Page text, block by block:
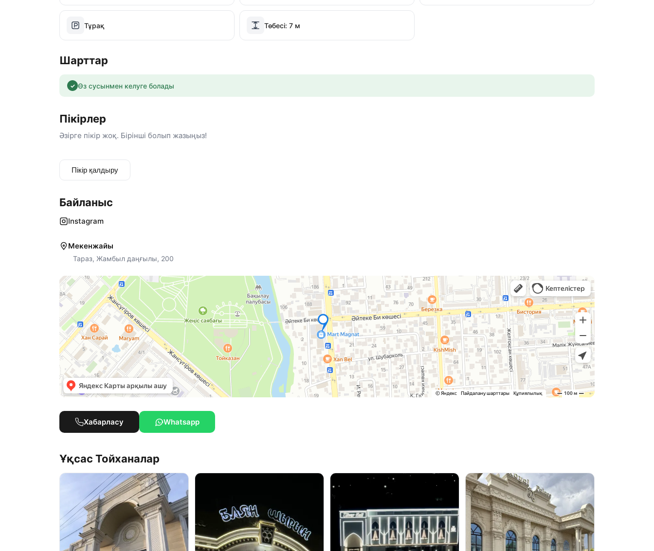
Тұрақ Төбесі: 7 м
Шарттар
✓ Өз сусынмен келуге болады
Пікірлер
Әзірге пікір жоқ. Бірінші болып жазыңыз!
Пікір қалдыру
Байланыс
Instagram
Мекенжайы
Тараз, Жамбыл даңғылы, 200
Хабарласу Whatsapp
Ұқсас Тойханалар